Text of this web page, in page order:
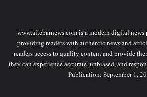
www.aitebarnews.com is a modern digital
providing readers with authentic news and
readers access to quality content and provide
they can experience accurate, unbiased, and
Publication: September 1,